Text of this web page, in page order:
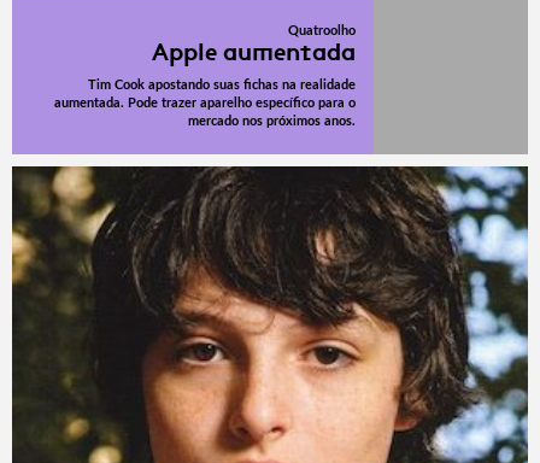
Quatroolho
Apple aumentada
Tim Cook apostando suas fichas na realidade
aumentada. Pode trazer aparelho específico para o
mercado nos próximos anos.